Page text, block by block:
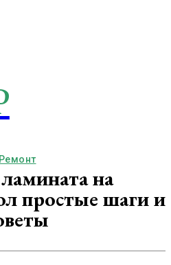
Ремонт
на
простые шаги и